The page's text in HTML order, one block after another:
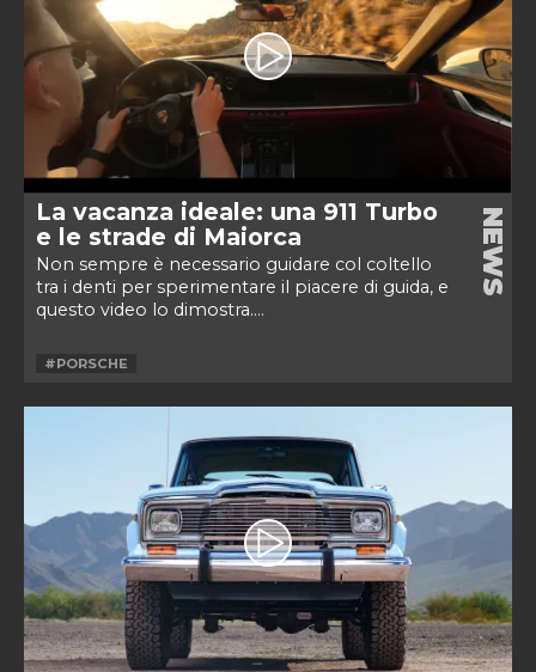
La vacanza ideale: una 911 Turbo
e le strade di Maiorca
Non sempre è necessario guidare col coltello
tra i denti per sperimentare il piacere di guida, e
questo video lo dimostra....
NEWS
#PORSCHE